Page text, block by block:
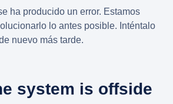
ha producido un error. Estamos
lo antes posible. Inténtalo
nuevo más tarde.
system is offside